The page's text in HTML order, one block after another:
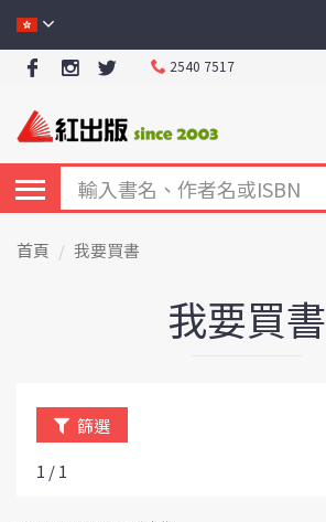
2540 7517
首頁 我要買書
我要買書
篩選
1 / 1